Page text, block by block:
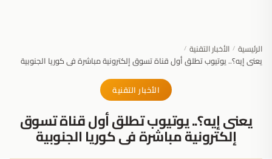
الرئيسية / الأخبار التقنية /
يعنى إيه؟.. يوتيوب تطلق أول قناة تسوق إلكترونية مباشرة فى كوريا الجنوبية
الأخبار التقنية
يعنى إيه؟.. يوتيوب تطلق أول قناة تسوق
إلكترونية مباشرة فى كوريا الجنوبية